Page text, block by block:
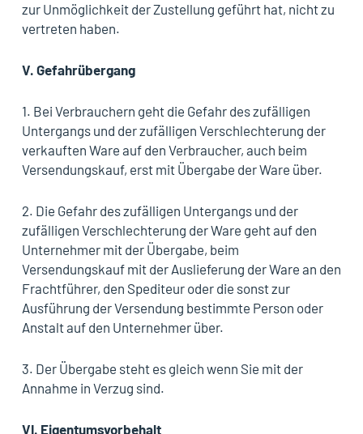
zur Unmöglichkeit der Zustellung geführt hat, nicht zu
vertreten haben.
V. Gefahrübergang
1. Bei Verbrauchern geht die Gefahr des zufälligen
Untergangs und der zufälligen Verschlechterung der
verkauften Ware auf den Verbraucher, auch beim
Versendungskauf, erst mit Übergabe der Ware über.
2. Die Gefahr des zufälligen Untergangs und der
zufälligen Verschlechterung der Ware geht auf den
Unternehmer mit der Übergabe, beim
Versendungskauf mit der Auslieferung der Ware an den
Frachtführer, den Spediteur oder die sonst zur
Ausführung der Versendung bestimmte Person oder
Anstalt auf den Unternehmer über.
3. Der Übergabe steht es gleich wenn Sie mit der
Annahme in Verzug sind.
VI. Eigentumsvorbehalt